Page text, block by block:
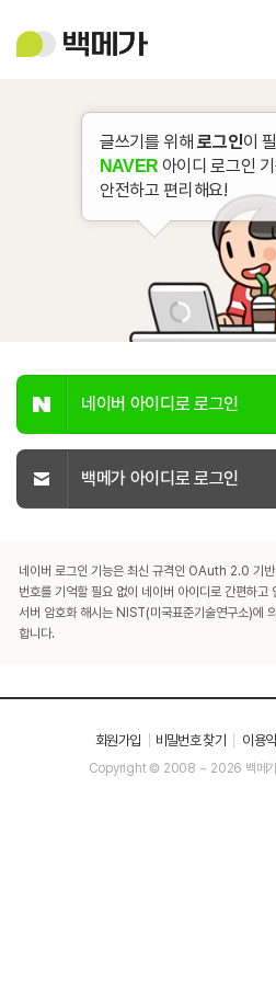
백
메
글쓰기를 위해로그인이
NAVER 아이디 로그인
안전하고 편리해요!
네이버 아이디로 로그인
백메가 아이디로 로그인
네이버 로그인 기능은 최신 규격인 OAuth 2.0 기
번호를 기억할 필요 없이 네이버 아이디로 간편하고
서버 암호화 해시는 NIST(미국표준기술연구소)에
합니다.
회원가입 비밀번호 찾기 이용
Copyright © 2008 ~ 2026 백메가